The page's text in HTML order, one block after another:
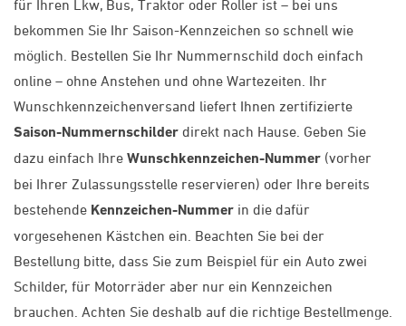
für Ihren Lkw, Bus, Traktor oder Roller ist – bei uns
bekommen Sie Ihr Saison-Kennzeichen so schnell wie
möglich. Bestellen Sie Ihr Nummernschild doch einfach
online – ohne Anstehen und ohne Wartezeiten. Ihr
Wunschkennzeichenversand liefert Ihnen zertifizierte
Saison-Nummernschilder direkt nach Hause. Geben Sie
dazu einfach Ihre Wunschkennzeichen-Nummer (vorher
bei Ihrer Zulassungsstelle reservieren) oder Ihre bereits
bestehende Kennzeichen-Nummer in die dafür
vorgesehenen Kästchen ein. Beachten Sie bei der
Bestellung bitte, dass Sie zum Beispiel für ein Auto zwei
Schilder, für Motorräder aber nur ein Kennzeichen
brauchen. Achten Sie deshalb auf die richtige Bestellmenge.